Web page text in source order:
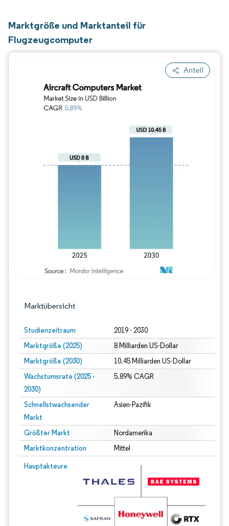
Marktgröße und Marktanteil für
Flugzeugcomputer
Anteil
Marktübersicht
Studienzeitraum 2019 - 2030
Marktgröße (2025) 8 Milliarden US-Dollar
Marktgröße (2030) 10.45 Milliarden US-Dollar
Wachstumsrate (2025 -
2030)
5.89% CAGR
Schnellstwachsender
Markt
Asien-Pazifik
Größter Markt Nordamerika
Marktkonzentration Mittel
Hauptakteure
Bild © Mordor Intelligence. Wiederverwendung erfordert Namensnennung